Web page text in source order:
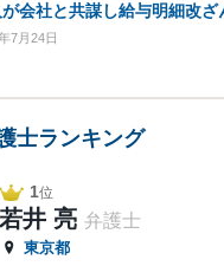
7月24日
士ランキング
1位
若井 亮 弁護士
東京都